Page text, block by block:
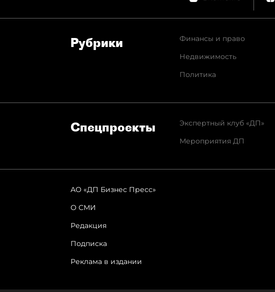
Рубрики
Финансы и право
Недвижимость
Политика
Спец­проекты
Экспертный клуб «ДП»
Мероприятия ДП
АО «ДП Бизнес Пресс»
О СМИ
Редакция
Подписка
Реклама в издании